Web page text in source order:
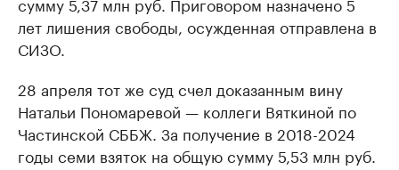
лет лишения свободы, осужденная отправлена в
СИЗО.
28 апреля тот же суд счел доказанным вину
Натальи Пономаревой — коллеги Вяткиной по
Частинской СББЖ. За получение в 2018-2024
годы семи взяток на общую сумму 5,53 млн руб.